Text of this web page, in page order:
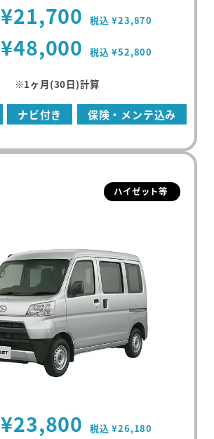
¥21,700 税込 ¥23,870
¥48,000 税込 ¥52,800
※1ヶ月(30日)計算
ナビ付き 保険・メンテ込み
ハイゼット等
¥23,800 税込 ¥26,180